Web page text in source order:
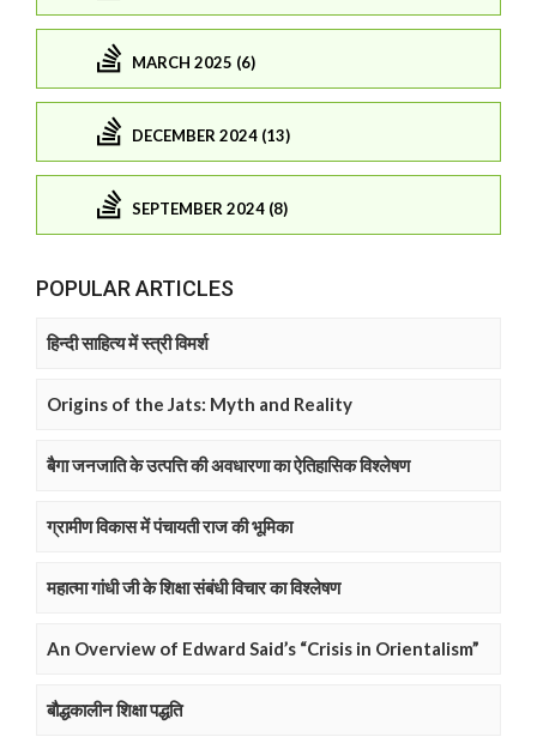
MARCH 2025 (6)
DECEMBER 2024 (13)
SEPTEMBER 2024 (8)
POPULAR ARTICLES
हिन्दी साहित्य में स्त्री विमर्श
Origins of the Jats: Myth and Reality
बैगा जनजाति के उत्पत्ति की अवधारणा का ऐतिहासिक विश्लेषण
ग्रामीण विकास में पंचायती राज की भूमिका
महात्मा गांधी जी के शिक्षा संबंधी विचार का विश्लेषण
An Overview of Edward Said’s “Crisis in Orientalism”
बौद्धकालीन शिक्षा पद्धति